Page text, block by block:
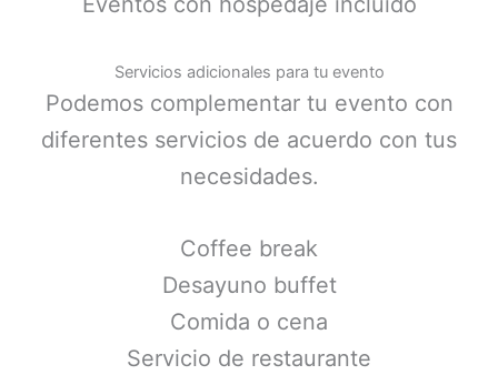
Servicios adicionales para tu evento
Podemos complementar tu evento con
diferentes servicios de acuerdo con tus
necesidades.
Coffee break
Desayuno buffet
Comida o cena
Servicio de restaurante